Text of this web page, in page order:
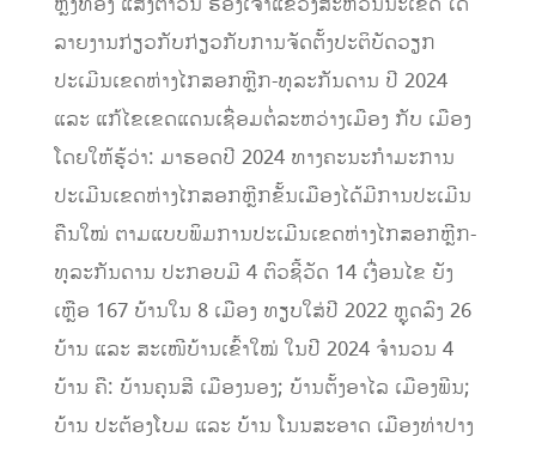
ລາຍງານກ່ຽວກັບກ່ຽວກັບການຈັດຕັ້ງປະຕິບັດວຽກ
ປະເມີນເຂດຫ່າງໄກສອກຫຼີກ-ທຸລະກັນດານ ປີ 2024
ແລະ ແກ້ໄຂເຂດແດນເຊື່ອມຕໍ່ລະຫວ່າງເມືອງ ກັບ ເມືອງ
ໂດຍໃຫ້ຮູ້ວ່າ: ມາຮອດປີ 2024 ທາງຄະນະກຳມະການ
ປະເມີນເຂດຫ່າງໄກສອກຫຼີກຂັ້ນເມືອງໄດ້ມີການປະເມີນ
ຄືນໃໝ່ ຕາມແບບພິມການປະເມີນເຂດຫ່າງໄກສອກຫຼີກ-
ທຸລະກັນດານ ປະກອບມີ 4 ຕົວຊີ້ວັດ 14 ເງື່ອນໄຂ ຍັງ
ເຫຼືອ 167 ບ້ານໃນ 8 ເມືອງ ທຽບໃສ່ປີ 2022 ຫຼຸດລົງ 26
ບ້ານ ແລະ ສະເໜີບ້ານເຂົ້າໃໝ່ ໃນປີ 2024 ຈໍານວນ 4
ບ້ານ ຄື: ບ້ານຄຸນສີ ເມືອງນອງ; ບ້ານຕັ້ງອາໄລ ເມືອງພີນ;
ບ້ານ ປະຕ້ອງໂບມ ແລະ ບ້ານ ໂນນສະອາດ ເມືອງທ່າປາງ